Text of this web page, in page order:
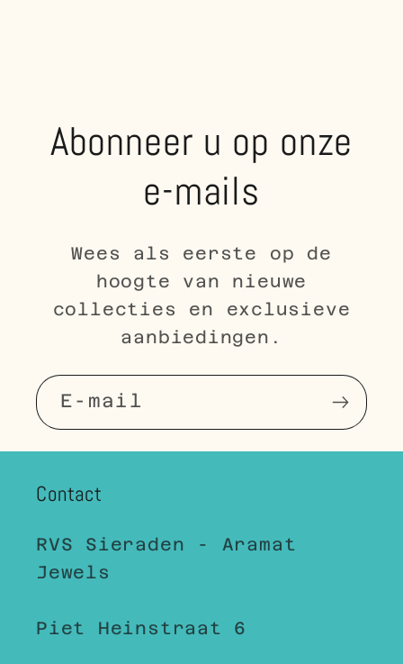
Abonneer u op onze
e-mails
Wees als eerste op de
hoogte van nieuwe
collecties en exclusieve
aanbiedingen.
E‑mail
Contact
RVS Sieraden - Aramat
Jewels
Piet Heinstraat 6